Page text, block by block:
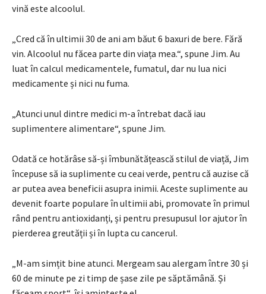
vină este alcoolul.
„Cred că în ultimii 30 de ani am băut 6 baxuri de bere. Fără
vin. Alcoolul nu făcea parte din viața mea.“, spune Jim. Au
luat în calcul medicamentele, fumatul, dar nu lua nici
medicamente și nici nu fuma.
„Atunci unul dintre medici m-a întrebat dacă iau
suplimentere alimentare“, spune Jim.
Odată ce hotărâse să-și îmbunătățească stilul de viață, Jim
începuse să ia suplimente cu ceai verde, pentru că auzise că
ar putea avea beneficii asupra inimii. Aceste suplimente au
devenit foarte populare în ultimii abi, promovate în primul
rând pentru antioxidanți, și pentru presupusul lor ajutor în
pierderea greutății și în lupta cu cancerul.
„M-am simțit bine atunci. Mergeam sau alergam între 30 și
60 de minute pe zi timp de șase zile pe săptămână. Și